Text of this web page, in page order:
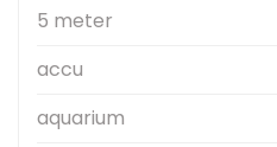
5 meter
accu
aquarium